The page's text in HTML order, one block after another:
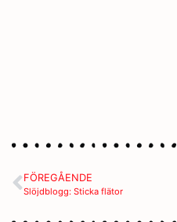
FÖREGÅENDE
Slöjdblogg: Sticka flätor